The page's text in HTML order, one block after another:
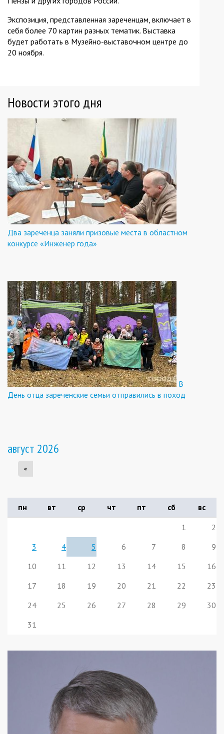
Экспозиция, представленная зареченцам, включает в
себя более 70 картин разных тематик. Выставка
будет работать в Музейно-выставочном центре до
20 ноября.
Новости этого дня
Два зареченца заняли призовые места в областном
конкурсе «Инженер года»
В
День отца зареченские семьи отправились в поход
август 2026
«
пн вт ср чт пт сб
вс
1
2
3
4 5 6 7 8
9
10
11 12 13 14 15
16
17
18 19 20 21 22
23
24
25 26 27 28 29
30
31